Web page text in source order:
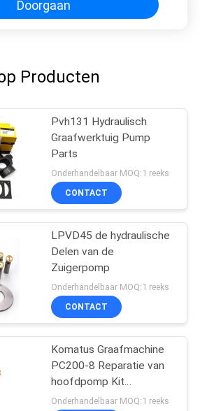
Doorgaan
Producten
Pvh131 Hydraulisch
Graafwerktuig Pump
Parts
Onderhandelbaar MOQ:1 reeks
CONTACT
LPVD45 de hydraulische
Delen van de
Zuigerpomp
Onderhandelbaar MOQ:1 reeks
CONTACT
Komatus Graafmachine
PC200-8 Reparatie van
hoofdpomp Kit
Hydraulische pomp
Onderhandelbaar MOQ:1 reeks